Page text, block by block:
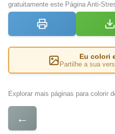
gratuitamente este Página Anti-
Eu colori
Partilhe a sua
Explorar mais páginas para colorir
←